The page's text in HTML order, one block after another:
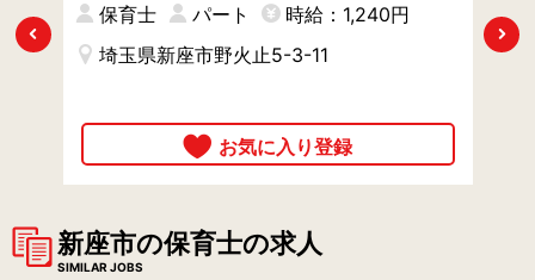
Previous
らOK
保育士 パート
時給：1,240円
埼玉県新座市野火止5-3-11
Next
新座市の保育士の求人
SIMILAR JOBS